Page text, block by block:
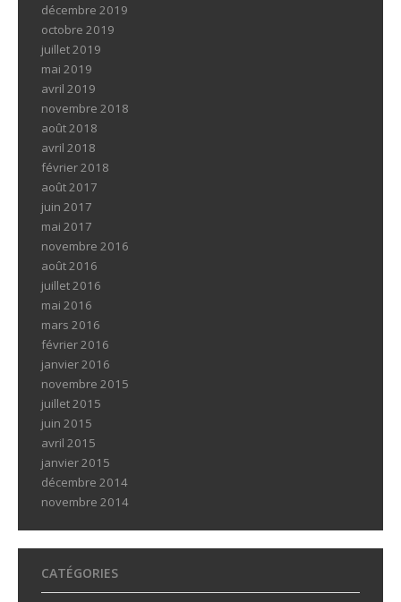
décembre 2019
octobre 2019
juillet 2019
mai 2019
avril 2019
novembre 2018
août 2018
avril 2018
février 2018
août 2017
juin 2017
mai 2017
novembre 2016
août 2016
juillet 2016
mai 2016
mars 2016
février 2016
janvier 2016
novembre 2015
juillet 2015
juin 2015
avril 2015
janvier 2015
décembre 2014
novembre 2014
CATÉGORIES